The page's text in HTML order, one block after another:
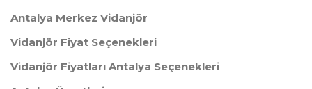
Antalya Merkez Vidanjör
Vidanjör Fiyat Seçenekleri
Vidanjör Fiyatları Antalya Seçenekleri